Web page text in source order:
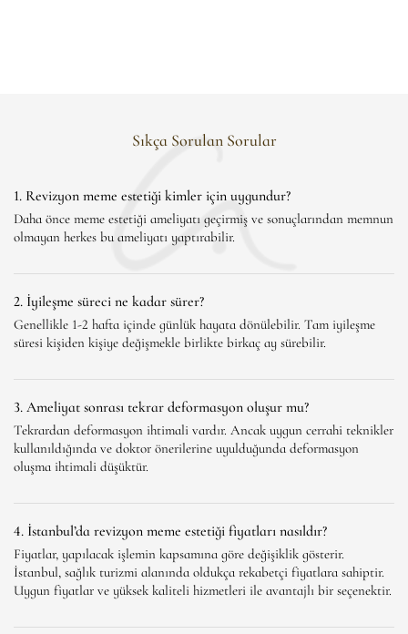
Sıkça Sorulan Sorular
1. Revizyon meme estetiği kimler için uygundur?
Daha önce meme estetiği ameliyatı geçirmiş ve sonuçlarından memnun
olmayan herkes bu ameliyatı yaptırabilir.
2. İyileşme süreci ne kadar sürer?
Genellikle 1-2 hafta içinde günlük hayata dönülebilir. Tam iyileşme
süresi kişiden kişiye değişmekle birlikte birkaç ay sürebilir.
3. Ameliyat sonrası tekrar deformasyon oluşur mu?
Tekrardan deformasyon ihtimali vardır. Ancak uygun cerrahi teknikler
kullanıldığında ve doktor önerilerine uyulduğunda deformasyon
oluşma ihtimali düşüktür.
4. İstanbul’da revizyon meme estetiği fiyatları nasıldır?
Fiyatlar, yapılacak işlemin kapsamına göre değişiklik gösterir.
İstanbul, sağlık turizmi alanında oldukça rekabetçi fiyatlara sahiptir.
Uygun fiyatlar ve yüksek kaliteli hizmetleri ile avantajlı bir seçenektir.